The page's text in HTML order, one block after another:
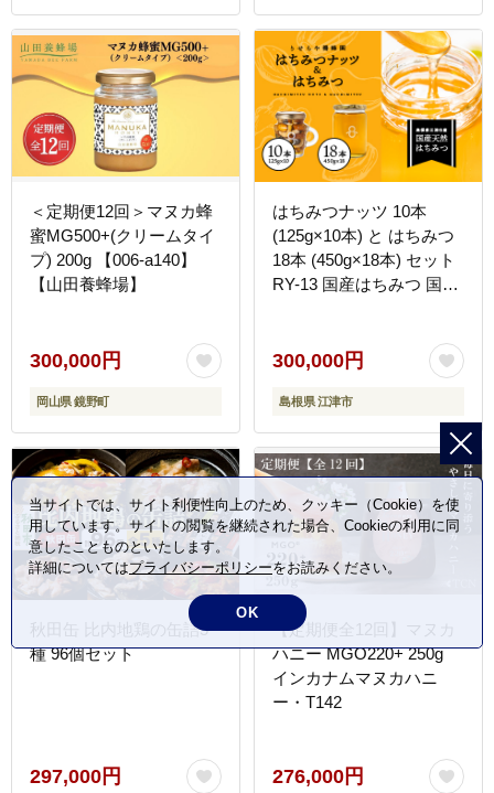
＜定期便12回＞マヌカ蜂
蜜MG500+(クリームタイ
プ) 200g 【006-a140】
【山田養蜂場】
300,000円
岡山県 鏡野町
はちみつナッツ 10本
(125g×10本) と はちみつ
18本 (450g×18本) セット
RY-13 国産はちみつ 国産
豆 蜂蜜漬け
300,000円
島根県 江津市
秋田缶 比内地鶏の缶詰5
種 96個セット
297,000円
【定期便全12回】マヌカ
ハニー MGO220+ 250g
インカナムマヌカハニ
ー・T142
276,000円
当サイトでは、サイト利便性向上のため、クッキー（Cookie）を使
用しています。サイトの閲覧を継続された場合、Cookieの利用に同
意したことものといたします。
詳細についてはプライバシーポリシーをお読みください。
OK